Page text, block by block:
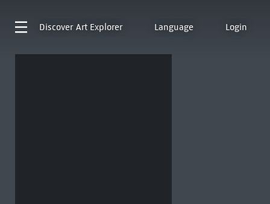
Discover Art Explorer Language Login